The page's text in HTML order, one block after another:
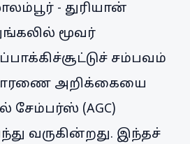
- துரியான்
மூவர்
சம்பவம்
அறிக்கையை
(AGC)
வருகின்றது. இந்தச்